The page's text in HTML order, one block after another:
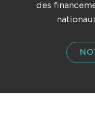
des